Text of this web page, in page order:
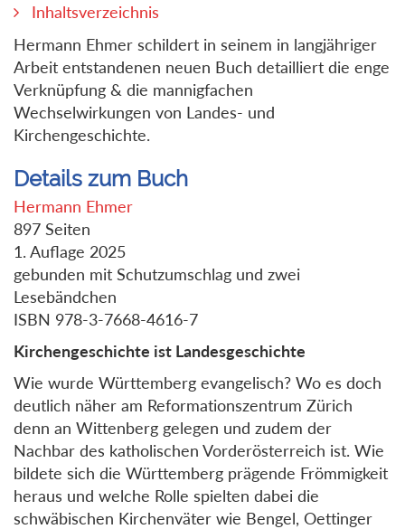
Inhaltsverzeichnis
Hermann Ehmer schildert in seinem in langjähriger
Arbeit entstandenen neuen Buch detailliert die enge
Verknüpfung & die mannigfachen
Wechselwirkungen von Landes- und
Kirchengeschichte.
Details zum Buch
Hermann Ehmer
897 Seiten
1. Auflage 2025
gebunden mit Schutzumschlag und zwei
Lesebändchen
ISBN 978-3-7668-4616-7
Kirchengeschichte ist Landesgeschichte
Wie wurde Württemberg evangelisch? Wo es doch
deutlich näher am Reformationszentrum Zürich
denn an Wittenberg gelegen und zudem der
Nachbar des katholischen Vorderösterreich ist. Wie
bildete sich die Württemberg prägende Frömmigkeit
heraus und welche Rolle spielten dabei die
schwäbischen Kirchenväter wie Bengel, Oettinger